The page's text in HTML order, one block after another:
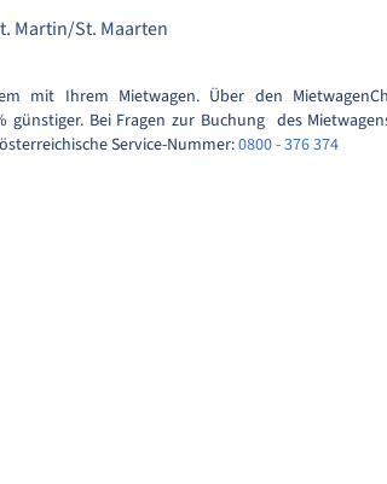
Martin/St. Maarten
mit Ihrem Mietwagen. Über den
Bei Fragen zur Buchung des
Service-Nummer:0800 - 376 374